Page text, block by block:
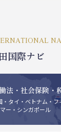
国際ナビ
法・社会保険・
タイ・ベトナム・フ
ー・シンガポール